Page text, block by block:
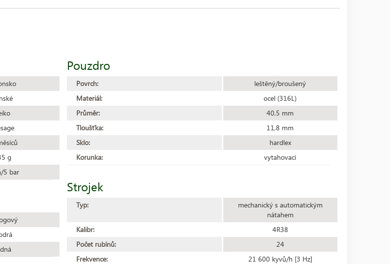
g
5 bar
Pouzdro
Povrch:
leštěný/broušený
Materiál:
ocel (316L)
Průměr:
40,5 mm
Tloušťka:
11,8 mm
Sklo:
hardlex
Korunka:
vytahovací
Strojek
Typ:
mechanický s automatickým
nátahem
Kalibr:
4R38
Počet rubínů:
24
Frekvence:
21 600 kyvů/h [3 Hz]